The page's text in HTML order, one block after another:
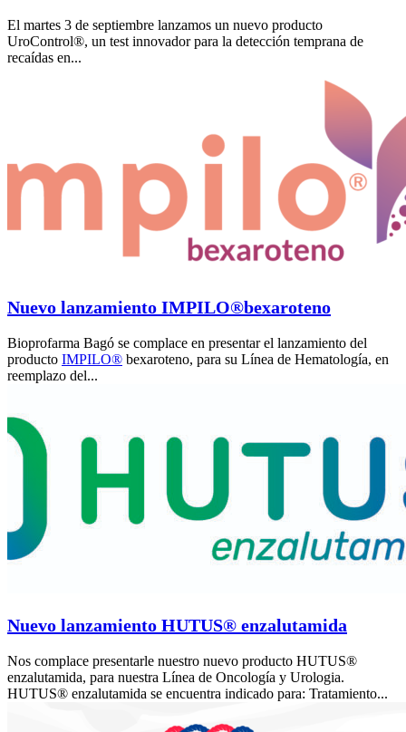
El martes 3 de septiembre lanzamos un nuevo producto
UroControl®, un test innovador para la detección temprana de
recaídas en...
Nuevo lanzamiento IMPILO®bexaroteno
Bioprofarma Bagó se complace en presentar el lanzamiento del
producto IMPILO® bexaroteno, para su Línea de Hematología, en
reemplazo del...
Nuevo lanzamiento HUTUS® enzalutamida
Nos complace presentarle nuestro nuevo producto HUTUS®
enzalutamida, para nuestra Línea de Oncología y Urologia.
HUTUS® enzalutamida se encuentra indicado para: Tratamiento...